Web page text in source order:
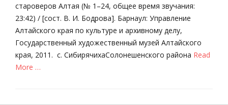
староверов Алтая (№ 1–24, общее время звучания:
23:42) / [сост. В. И. Бодрова]. Барнаул: Управление
Алтайского края по культуре и архивному делу,
Государственный художественный музей Алтайского
края, 2011. c. СибирячихаСолонешенского района Read
More …